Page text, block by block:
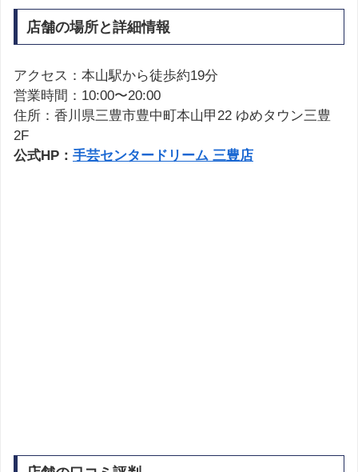
店舗の場所と詳細情報
アクセス：本山駅から徒歩約19分
営業時間：10:00〜20:00
住所：香川県三豊市豊中町本山甲22 ゆめタウン三豊
2F
公式HP： 手芸センタードリーム 三豊店